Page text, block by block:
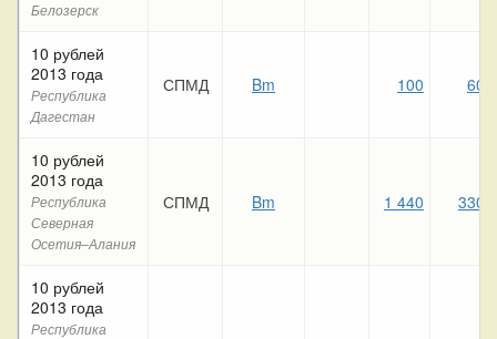
Белозерск
10 рублей
2013 года
Республика
Дагестан
СПМД Bm 100 60
10 рублей
2013 года
Республика
Северная
Осетия–Алания
СПМД Bm 1 440 330
10 рублей
2013 года
Республика